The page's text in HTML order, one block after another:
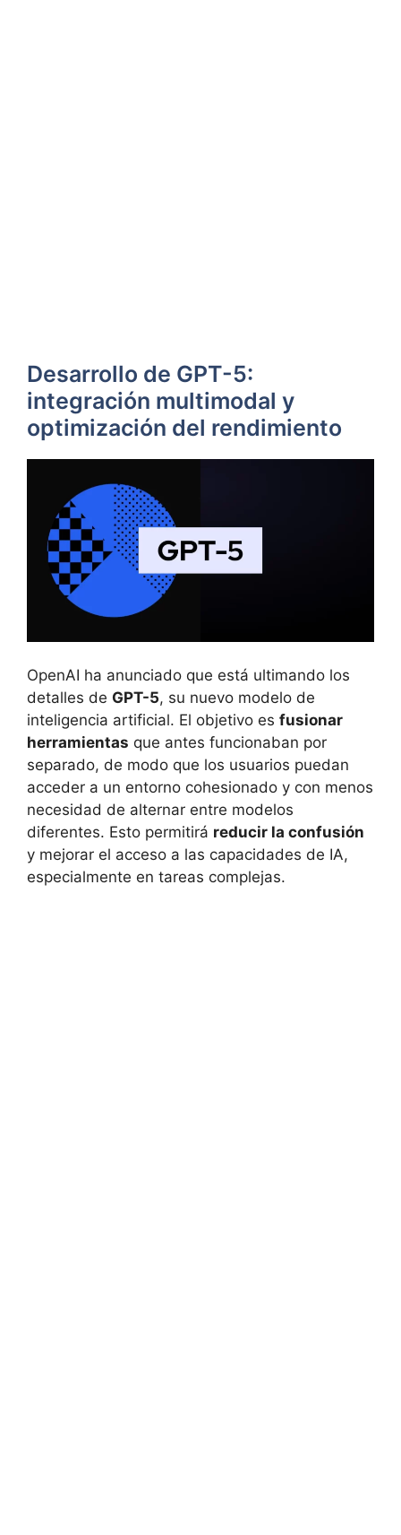
Desarrollo de GPT-5:
integración multimodal y
optimización del rendimiento
OpenAI ha anunciado que está ultimando los
detalles de GPT-5, su nuevo modelo de
inteligencia artificial. El objetivo es fusionar
herramientas que antes funcionaban por
separado, de modo que los usuarios puedan
acceder a un entorno cohesionado y con menos
necesidad de alternar entre modelos
diferentes. Esto permitirá reducir la confusión
y mejorar el acceso a las capacidades de IA,
especialmente en tareas complejas.